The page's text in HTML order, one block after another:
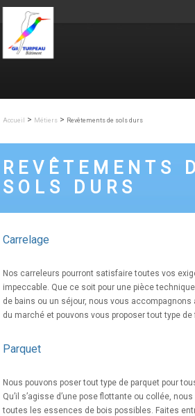
Aller au contenu principal
Accueil > Métiers > Revêtements de sols durs
REVÊTEMENTS
SOLS DURS
Carrelage
Nos carreleurs pourront satisfaire toutes vos
impeccable. Que ce soit pour une pièce
de bains ou un séjour, nous vous
du marché et pouvons vous proposer tout type
Parquet
Nous pouvons poser tout type de parquet pour
Qu’il s’agisse d’une pose flottante ou collée,
toutes les essences de bois possibles. Faites